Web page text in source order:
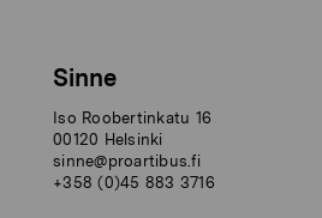
Sinne
Iso Roobertinkatu 16
00120 Helsinki
sinne@proartibus.fi
+358 (0)45 883 3716